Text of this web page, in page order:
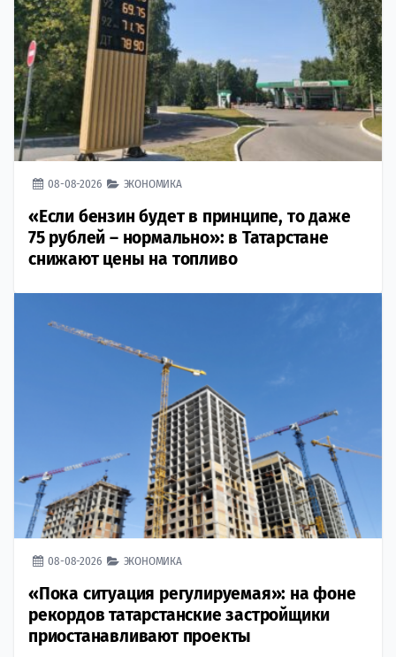
08-08-2026 ЭКОНОМИКА
«Если бензин будет в принципе, то даже
75 рублей – нормально»: в Татарстане
снижают цены на топливо
08-08-2026 ЭКОНОМИКА
«Пока ситуация регулируемая»: на фоне
рекордов татарстанские застройщики
приостанавливают проекты